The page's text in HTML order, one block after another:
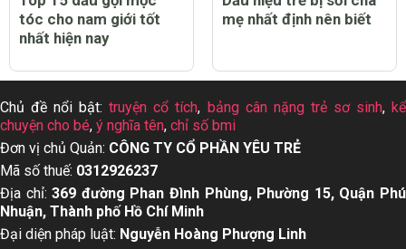
tóc cho nam giới tốt
nhất hiện nay
mẹ nhất định nên biết
Chủ đề nổi bật:truyện cổ tích, bảng cân nặng trẻ sơ sinh,kể
chuyện cho bé, ý nghĩa tên, chỉ số bmi
Đơn vị chủ Quản: CÔNG TY CỔ PHẦN YÊU TRẺ
Mã số thuế: 0312926237
Địa chỉ:369 đường Phan Đình Phùng, Phường 15, Quận Phú
Nhuận, Thành phố Hồ Chí Minh
Đại diện pháp luật: Nguyễn Hoàng Phượng Linh